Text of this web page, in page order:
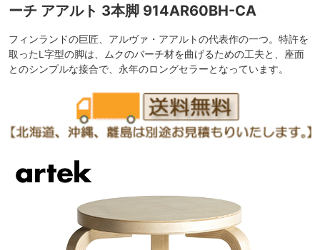
ーチ アアルト 3本脚 914AR60BH-CA
フィンランドの巨匠、アルヴァ・アアルトの代表作の一つ。特許を
取ったL字型の脚は、ムクのバーチ材を曲げるための工夫と、座面
とのシンプルな接合で、永年のロングセラーとなっています。